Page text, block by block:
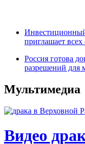
приглашает
Россия готова
разрешений для
Мультимедиа
Видео